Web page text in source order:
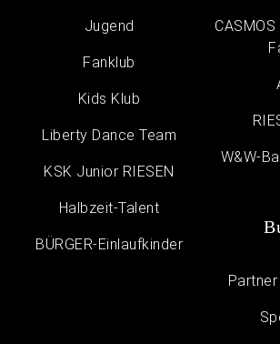
Jugend
Fanklub
Kids Klub
Liberty Dance Team
KSK Junior RIESEN
Halbzeit-Talent
BÜRGER-Einlaufkinder
W&W-